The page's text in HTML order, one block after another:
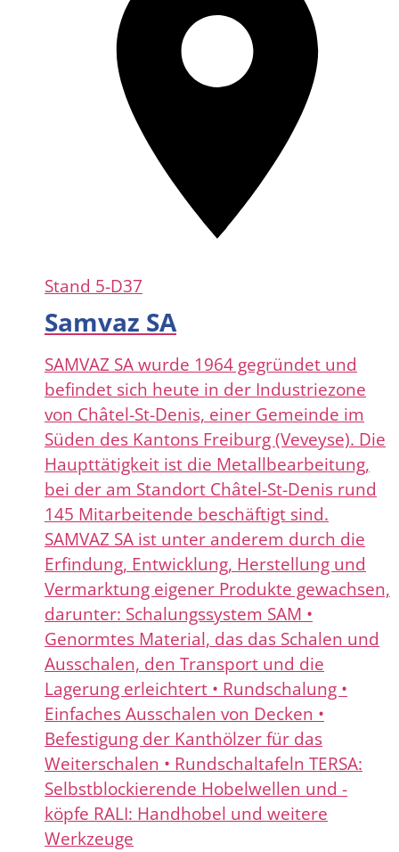
Stand 5-D37
Samvaz SA
SAMVAZ SA wurde 1964 gegründet und
befindet sich heute in der Industriezone
von Châtel-St-Denis, einer Gemeinde im
Süden des Kantons Freiburg (Veveyse). Die
Haupttätigkeit ist die Metallbearbeitung,
bei der am Standort Châtel-St-Denis rund
145 Mitarbeitende beschäftigt sind.
SAMVAZ SA ist unter anderem durch die
Erfindung, Entwicklung, Herstellung und
Vermarktung eigener Produkte gewachsen,
darunter: Schalungssystem SAM •
Genormtes Material, das das Schalen und
Ausschalen, den Transport und die
Lagerung erleichtert • Rundschalung •
Einfaches Ausschalen von Decken •
Befestigung der Kanthölzer für das
Weiterschalen • Rundschaltafeln TERSA:
Selbstblockierende Hobelwellen und -
köpfe RALI: Handhobel und weitere
Werkzeuge